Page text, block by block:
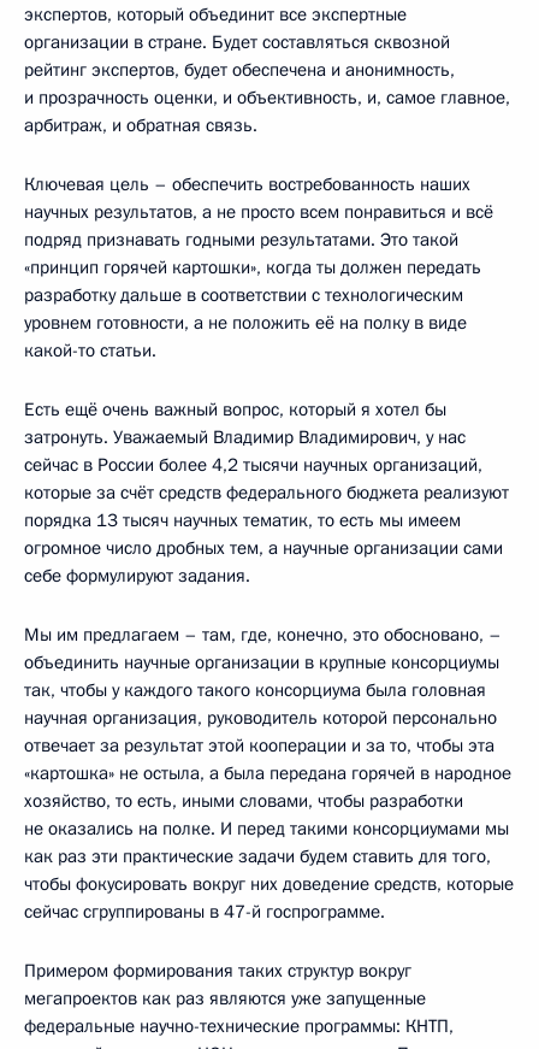
экспертов, который объединит все экспертные
организации в стране. Будет составляться сквозной
рейтинг экспертов, будет обеспечена и анонимность,
и прозрачность оценки, и объективность, и, самое главное,
арбитраж, и обратная связь.
Ключевая цель – обеспечить востребованность наших
научных результатов, а не просто всем понравиться и всё
подряд признавать годными результатами. Это такой
«принцип горячей картошки», когда ты должен передать
разработку дальше в соответствии с технологическим
уровнем готовности, а не положить её на полку в виде
какой-то статьи.
Есть ещё очень важный вопрос, который я хотел бы
затронуть. Уважаемый Владимир Владимирович, у нас
сейчас в России более 4,2 тысячи научных организаций,
которые за счёт средств федерального бюджета реализуют
порядка 13 тысяч научных тематик, то есть мы имеем
огромное число дробных тем, а научные организации сами
себе формулируют задания.
Мы им предлагаем – там, где, конечно, это обосновано, –
объединить научные организации в крупные консорциумы
так, чтобы у каждого такого консорциума была головная
научная организация, руководитель которой персонально
отвечает за результат этой кооперации и за то, чтобы эта
«картошка» не остыла, а была передана горячей в народное
хозяйство, то есть, иными словами, чтобы разработки
не оказались на полке. И перед такими консорциумами мы
как раз эти практические задачи будем ставить для того,
чтобы фокусировать вокруг них доведение средств, которые
сейчас сгруппированы в 47-й госпрограмме.
Примером формирования таких структур вокруг
мегапроектов как раз являются уже запущенные
федеральные научно-технические программы: КНТП,